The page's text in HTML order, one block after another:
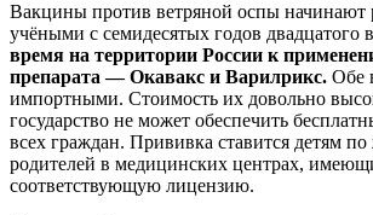
Вакцины против ветряной оспы начинают
учёными с семидесятых годов двадцатого
время на территории России к
препарата — Окавакс и Варилрикс. Обе
импортными. Стоимость их довольно
государство не может обеспечить
всех граждан. Прививка ставится детям
родителей в медицинских центрах,
соответствующую лицензию.